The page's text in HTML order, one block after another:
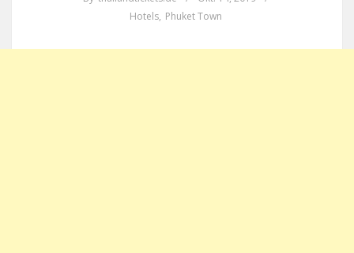
Hotels, Phuket Town